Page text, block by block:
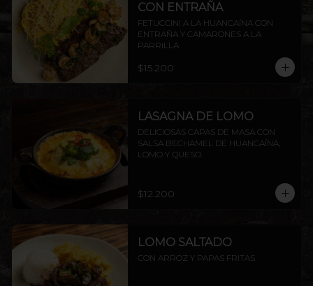
CON ENTRAÑA
FETUCCINI A LA HUANCAÍNA CON
ENTRAÑA Y CAMARONES A LA
PARRILLA
$15.200
LASAGNA DE LOMO
DELICIOSAS CAPAS DE MASA CON
SALSA BECHAMEL DE HUANCAÍNA,
LOMO Y QUESO.
$12.200
LOMO SALTADO
CON ARROZ Y PAPAS FRITAS.